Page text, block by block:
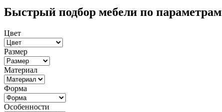
Быстрый подбор мебели по параметрам
Цвет
Размер
Материал
Форма
Особенности